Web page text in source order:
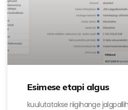
Esimese etapi algus
kuulutatakse riigihange